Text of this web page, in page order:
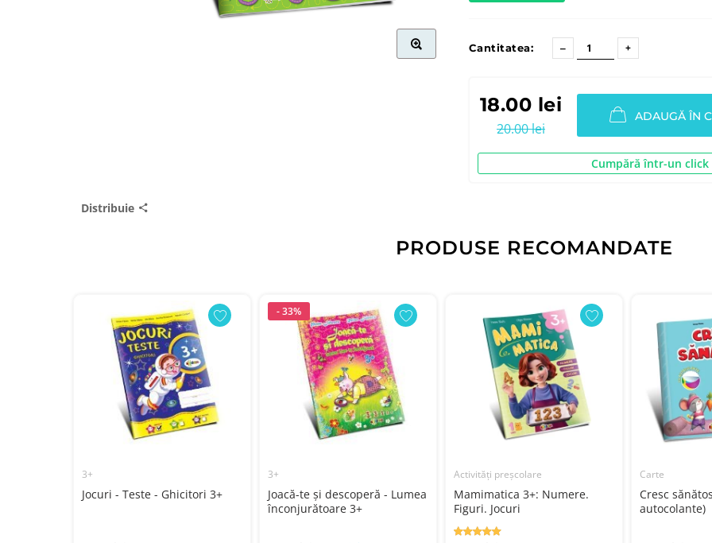
Cantitatea:
18.00 lei
20.00 lei
ADAUGĂ ÎN
Cumpără într-un click
Distribuie
PRODUSE RECOMANDATE
3+
Jocuri - Teste - Ghicitori 3+
- 33%
3+
Joacă-te și descoperă - Lumea
înconjurătoare 3+
Activități preșcolare
Mamimatica 3+: Numere.
Figuri. Jocuri
Carte
Cresc
autocolante)